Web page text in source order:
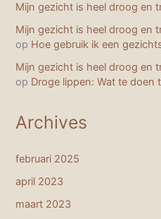
Mijn gezicht is heel droog en
Mijn gezicht is heel droog en
op Hoe gebruik ik een
Mijn gezicht is heel droog en
op Droge lippen: Wat te doen
Archives
februari 2025
april 2023
maart 2023